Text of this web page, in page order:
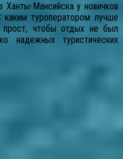
Ханты-Мансийска у новичков
каким туроператором лучше
прост, чтобы отдых не был
надежных туристических